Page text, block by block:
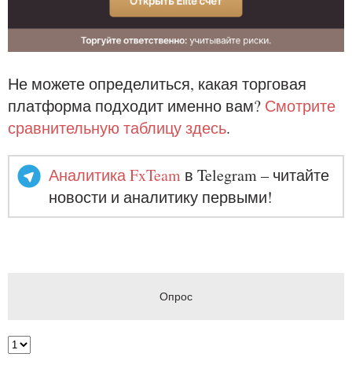
Не можете определиться, какая торговая
платформа подходит именно вам? Смотрите
сравнительную таблицу здесь.
Аналитика FxTeam в Telegram – читайте
новости и аналитику первыми!
Опрос